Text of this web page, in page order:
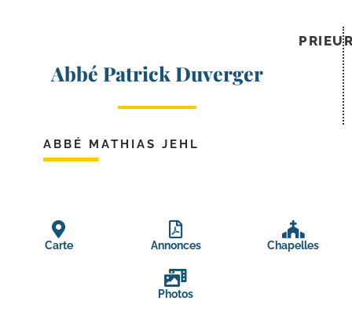
Abbé Patrick Duverger
ABBÉ MATHIAS JEHL
Carte Annonces Chapelles
Photos